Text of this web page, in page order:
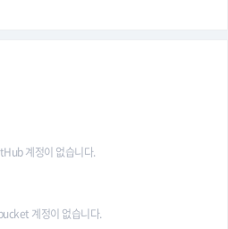
계정이 없습니다.
계정이 없습니다.